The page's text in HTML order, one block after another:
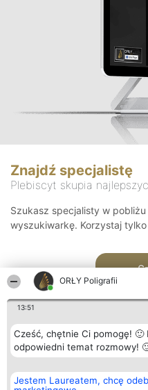
ORŁY Poligrafii
13:51
Cześć, chętnie Ci pomogę! 🙂
odpowiedni temat rozmowy!
Jestem Laureatem, chcę
Znajdź specjalistę
Plebiscyt skupia
Szukasz specjalisty w
wyszukiwarkę. Korzystaj tylko
Organizator plebiscytu
Bright Side Solutions sp. z o.